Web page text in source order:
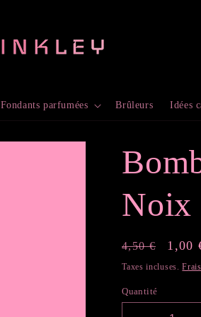
Fondants parfumées Brûleurs Idées
Noix
Prix
habituel
4,50 €
Prix
1,00
Taxes incluses.
Quantité